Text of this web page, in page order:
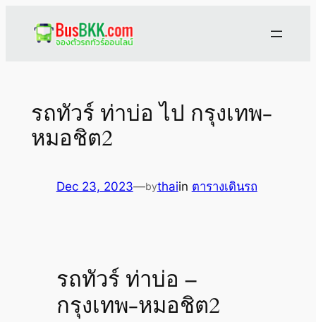
รถทัวร์ ท่าบ่อ ไป กรุงเทพ-
หมอชิต2
Dec 23, 2023—bythaiin ตารางเดินรถ
รถทัวร์ ท่าบ่อ –
กรุงเทพ-หมอชิต2